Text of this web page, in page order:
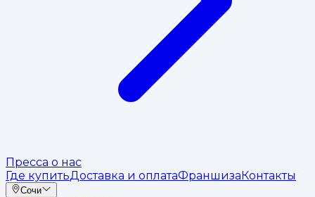
Пресса о нас
Где купитьДоставка и оплатаФраншизаКонтакты
Сочи